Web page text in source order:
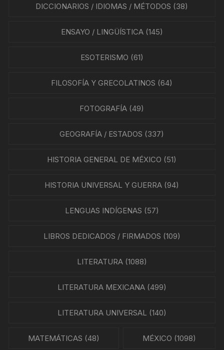
DICCIONARIOS / IDIOMAS / MÉTODOS (38)
ENSAYO / LINGÜÍSTICA(145)
ESOTERISMO (61)
FILOSOFÍA Y GRECOLATINOS (64)
FOTOGRAFÍA (49)
GEOGRAFÍA / ESTADOS (337)
HISTORIA GENERAL DE MÉXICO (51)
HISTORIA UNIVERSAL Y GUERRA (94)
LENGUAS INDÍGENAS (57)
LIBROS DEDICADOS / FIRMADOS (109)
LITERATURA(1088)
LITERATURA MEXICANA(499)
LITERATURA UNIVERSAL (140)
MATEMÁTICAS (48) MÉXICO (1098)